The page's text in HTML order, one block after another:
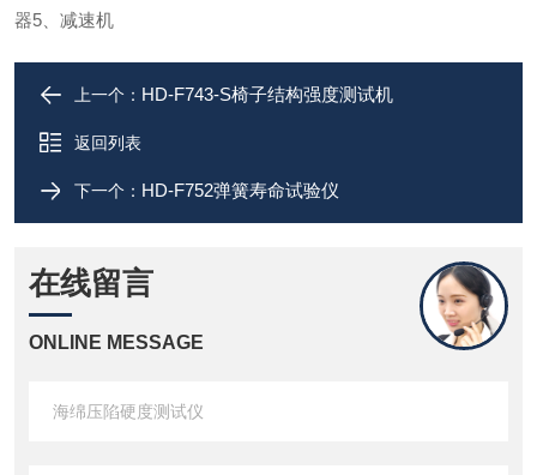
器5、减速机
上一个： HD-F743-S椅子结构强度测试机
返回列表
下一个： HD-F752弹簧寿命试验仪
在线留言
ONLINE MESSAGE